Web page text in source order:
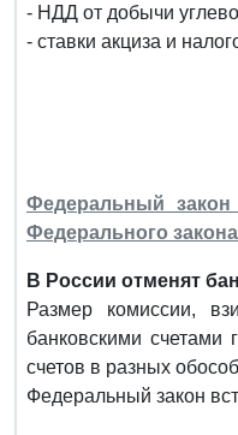
- НДД от добычи
- ставки акциза и
Федеральный
Федерального
В России отменят
Размер комиссии,
банковскими счетами
счетов в разных
Федеральный закон